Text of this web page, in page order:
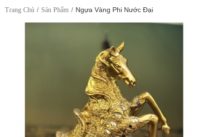
Trang Chủ Sản Phẩm Ngựa Vàng Phi Nước Đại